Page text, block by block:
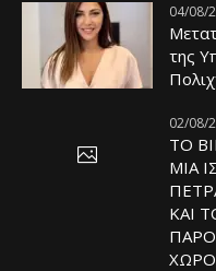
04/08/
της
02/08/
ΤΟ
ΜΙΑ
ΚΑΙ